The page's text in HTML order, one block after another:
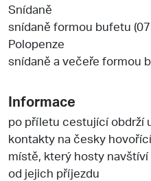
Snídaně
snídaně formou bufetu
Polopenze
snídaně a večeře formou
Informace
po příletu cestující obdrží
kontakty na česky
místě, který hosty
od jejich příjezdu